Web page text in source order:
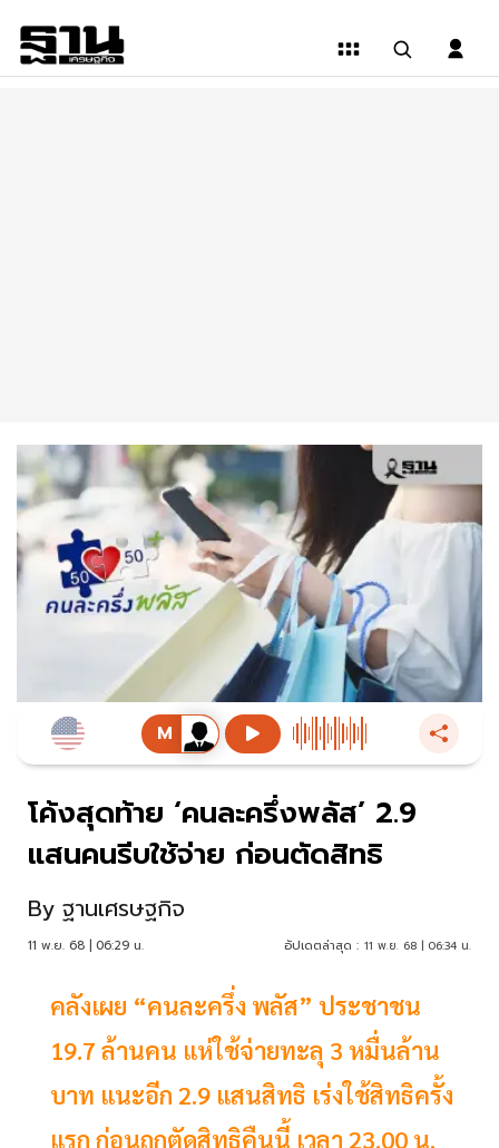
โค้งสุดท้าย ‘คนละครึ่งพลัส’ 2.9
แสนคนรีบใช้จ่าย ก่อนตัดสิทธิ
By ฐานเศรษฐกิจ
11 พ.ย. 68 | 06:29 น. อัปเดตล่าสุด : 11 พ.ย. 68 | 06:34 น.
คลังเผย “คนละครึ่ง พลัส” ประชาชน
19.7 ล้านคน แห่ใช้จ่ายทะลุ 3 หมื่นล้าน
บาท แนะอีก 2.9 แสนสิทธิ เร่งใช้สิทธิครั้ง
แรก ก่อนถูกตัดสิทธิคืนนี้ เวลา 23.00 น.